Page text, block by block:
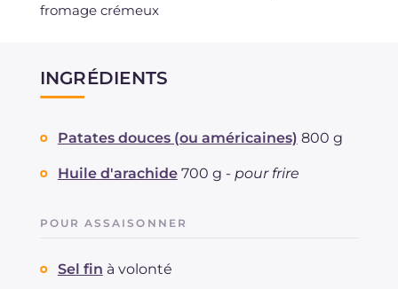
fromage crémeux
INGRÉDIENTS
Patates douces (ou américaines) 800 g
Huile d'arachide 700 g - pour frire
POUR ASSAISONNER
Sel fin à volonté